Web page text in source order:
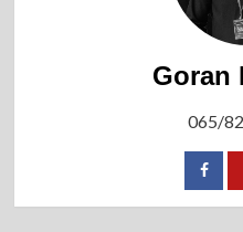
Goran
065/